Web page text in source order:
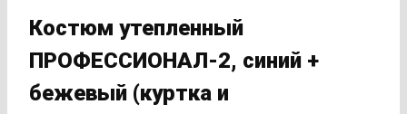
Костюм утепленный
ПРОФЕССИОНАЛ-2, синий +
бежевый (куртка и